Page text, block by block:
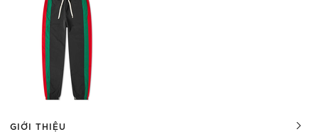
GIỚI THIỆU